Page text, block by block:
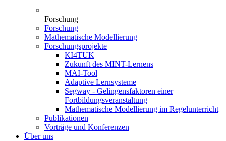
Forschung
Forschung
Mathematische Modellierung
Forschungsprojekte
KI4TUK
Zukunft des MINT-Lernens
MAI-Tool
Adaptive Lernsysteme
Segway - Gelingensfaktoren einer
Fortbildungsveranstaltung
Mathematische Modellierung im Regelunterricht
Publikationen
Vorträge und Konferenzen
Über uns